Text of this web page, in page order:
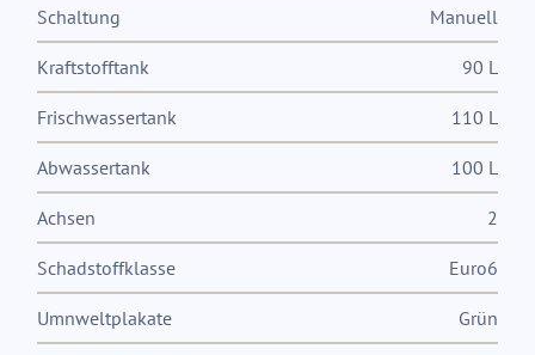
Schaltung Manuell
Kraftstofftank 90 L
Frischwassertank 110 L
Abwassertank 100 L
Achsen 2
Schadstoffklasse Euro6
Umnweltplakate Grün